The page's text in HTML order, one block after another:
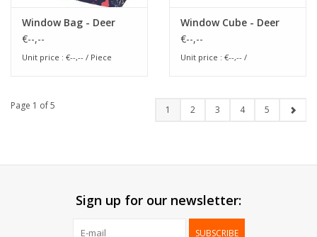
Window Bag - Deer
€--,--
Unit price : €--,-- / Piece
Window Cube - Deer
€--,--
Unit price : €--,-- /
Page 1 of 5 1 2 3 4 5
Sign up for our newsletter:
SUBSCRIBE